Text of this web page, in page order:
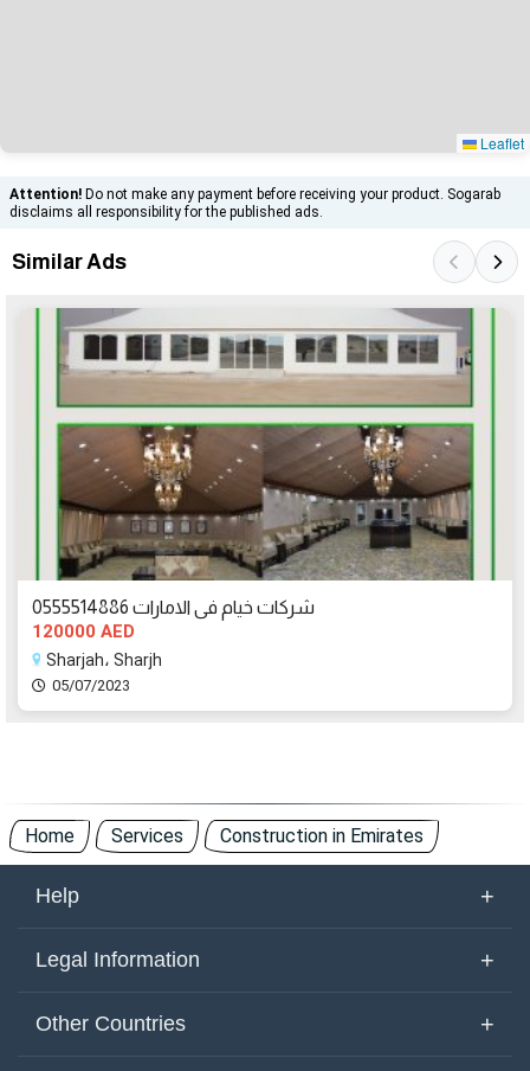
Leaflet
Attention! Do not make any payment before receiving your product. Sogarab
disclaims all responsibility for the published ads.
Similar Ads
شركات خيام فى الامارات 0555514886
120000 AED
Sharjah، Sharjh
05/07/2023
Home Services Construction in Emirates
Help +
About Us
Legal Information +
Terms of Use
Other Countries +